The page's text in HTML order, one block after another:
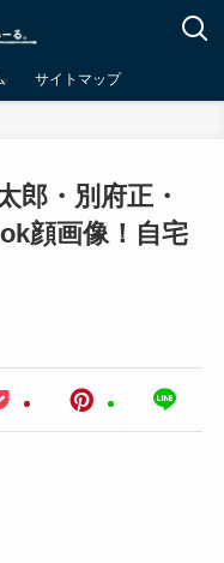
サイトマップ
郎・別府正・
顔画像！自宅